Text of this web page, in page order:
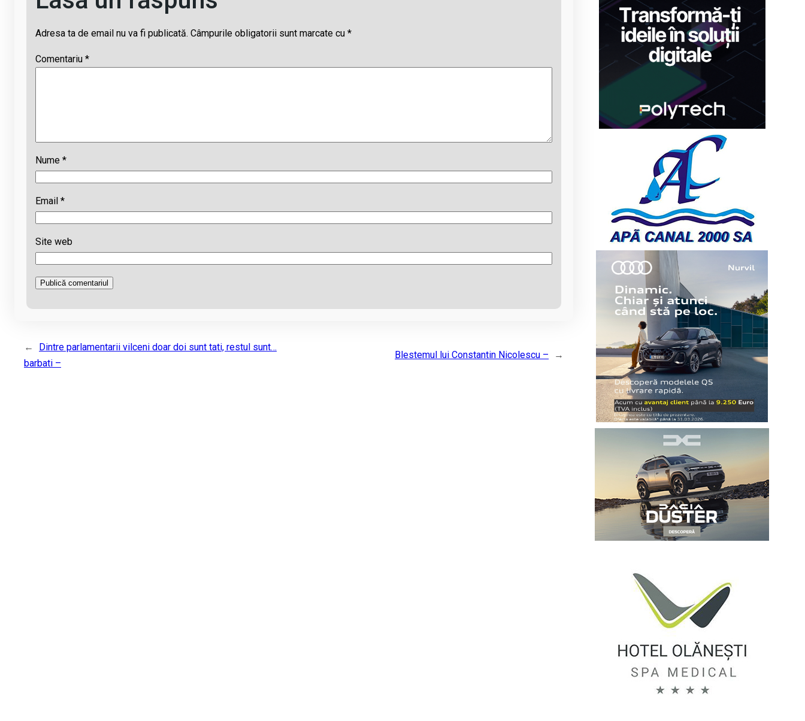
Adresa ta de email nu va fi publicată. Câmpurile obligatorii sunt marcate cu *
Comentariu *
Nume *
Email *
Site web
←
Dintre parlamentarii vilceni doar doi sunt tati, restul sunt…
barbati –
Blestemul lui Constantin Nicolescu – →